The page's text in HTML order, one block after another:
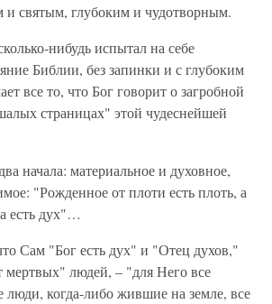
святым, глубоким и чудотворным.
нибудь испытал на себе
Библии, без запинки и с глубоким
все то, что Бог говорит о загробной
страницах" этой чудеснейшей
начала: материальное и духовное,
"Рожденное от плоти есть плоть, а
есть дух"…
Сам "Бог есть дух" и "Отец духов,"
мертвых" людей, – "для Него все
когда-либо жившие на земле, все